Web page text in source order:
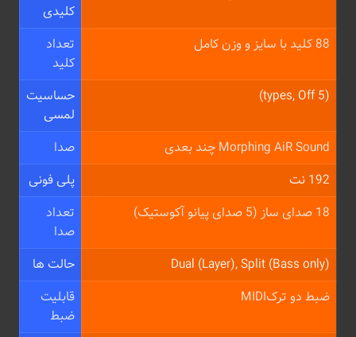
کلیدی
88 کلید با سایز و وزن کامل
تعداد
کلید
(5 types, Off)
حساسیت
لمسی
Morphing AiR Sound چند بعدی
صدا
192 نت
پلی فونی
18 صدای ساز (5 صدای پیانو آکوستیک)
تعداد
صدا
Dual (Layer), Split (Bass only)
حالت ها
ضبط دو ترکMIDI
قابلیت
ضبط